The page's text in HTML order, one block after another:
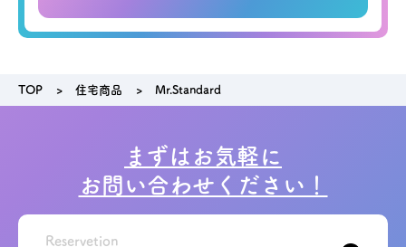
TOP 住宅商品 Mr.Standard
まずはお気軽に
お問い合わせください！
Reservetion